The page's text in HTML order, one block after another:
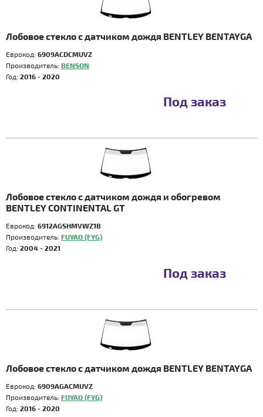
Лобовое стекло с датчиком дождя BENTLEY BENTAYGA
Еврокод: 6909ACDCMUVZ
Производитель: BENSON
Год: 2016 - 2020
Под заказ
Лобовое стекло с датчиком дождя и обогревом
BENTLEY CONTINENTAL GT
Еврокод: 6912AGSHMVWZ1B
Производитель: FUYAO (FYG)
Год: 2004 - 2021
Под заказ
Лобовое стекло с датчиком дождя BENTLEY BENTAYGA
Еврокод: 6909AGACMUVZ
Производитель: FUYAO (FYG)
Год: 2016 - 2020